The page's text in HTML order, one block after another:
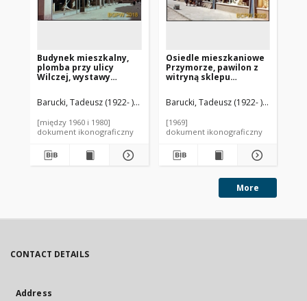
Budynek mieszkalny,
plomba przy ulicy
Wilczej, wystawy
Barucki, Tadeusz (1922- ). Fotograf
[między 1960 i 1980]
dokument ikonograficzny
Osiedle mieszkaniowe
Przymorze, pawilon z
witryną sklepu
Gdańsk-Przymorze
Barucki, Tadeusz (1922- ). Fotograf
[1969]
dokument ikonograficzny
More
CONTACT DETAILS
Address